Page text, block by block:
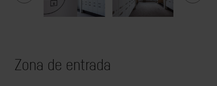
Zona de entrada